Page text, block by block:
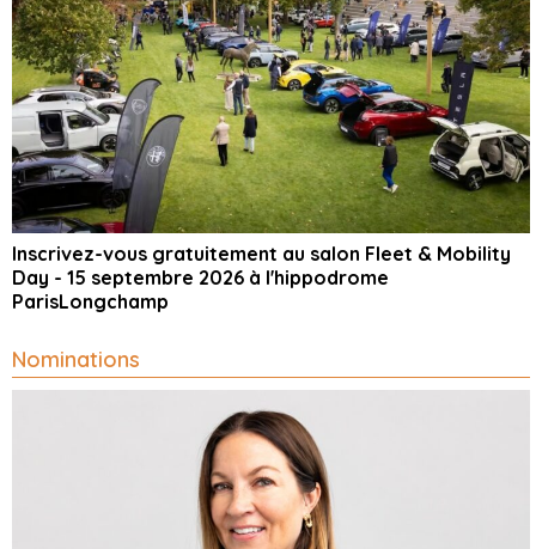
Inscrivez-vous gratuitement au salon Fleet & Mobility
Day - 15 septembre 2026 à l'hippodrome
ParisLongchamp
Nominations